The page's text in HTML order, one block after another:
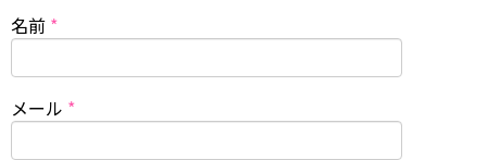
名前 *
メール *